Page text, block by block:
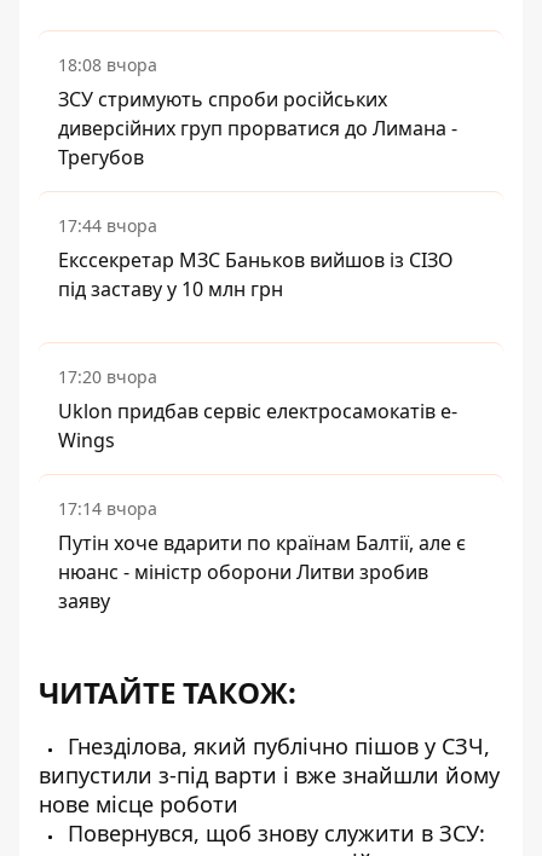
18:08 вчора
ЗСУ стримують спроби російських
диверсійних груп прорватися до Лимана -
Трегубов
17:44 вчора
Екссекретар МЗС Баньков вийшов із СІЗО
під заставу у 10 млн грн
17:20 вчора
Uklon придбав сервіс електросамокатів e-
Wings
17:14 вчора
Путін хоче вдарити по країнам Балтії, але є
нюанс - міністр оборони Литви зробив
заяву
ЧИТАЙТЕ ТАКОЖ:
Гнезділова, який публічно пішов у СЗЧ,
випустили з-під варти і вже знайшли йому
нове місце роботи
Повернувся, щоб знову служити в ЗСУ: